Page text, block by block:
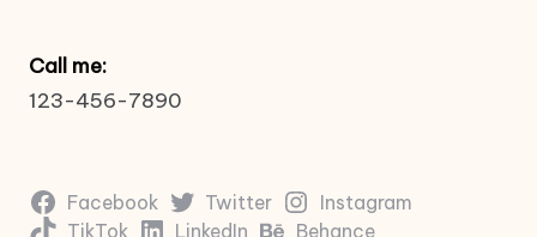
Call me:
123-456-7890
Facebook Twitter
Instagram
TikTok
LinkedIn Behance